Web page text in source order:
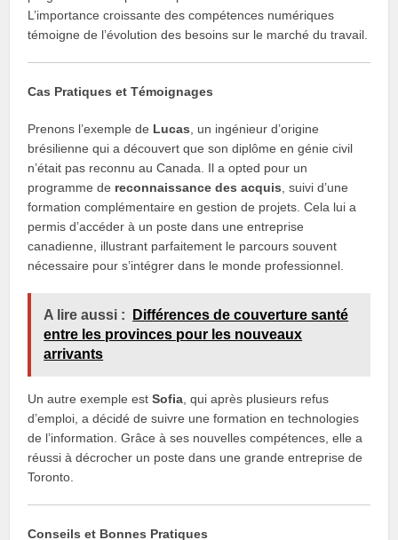
L’importance croissante des compétences numériques
témoigne de l’évolution des besoins sur le marché du travail.
Cas Pratiques et Témoignages
Prenons l’exemple de Lucas , un ingénieur d’origine
brésilienne qui a découvert que son diplôme en génie civil
n’était pas reconnu au Canada. Il a opted pour un
programme de reconnaissance des acquis , suivi d’une
formation complémentaire en gestion de projets. Cela lui a
permis d’accéder à un poste dans une entreprise
canadienne, illustrant parfaitement le parcours souvent
nécessaire pour s’intégrer dans le monde professionnel.
A lire aussi :
Différences de couverture santé
entre les provinces pour les nouveaux
arrivants
Un autre exemple estSofia , qui après plusieurs refus
d’emploi, a décidé de suivre une formation en technologies
de l’information. Grâce à ses nouvelles compétences, elle a
réussi à décrocher un poste dans une grande entreprise de
Toronto.
Conseils et Bonnes Pratiques